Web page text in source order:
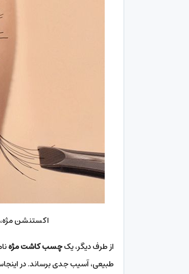
اکستنشن مژه،
از طرف دیگر، یکچسب کاشت مژه
طبیعی، آسیب جدی برساند. در